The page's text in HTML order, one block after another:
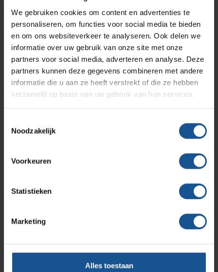
We gebruiken cookies om content en advertenties te
personaliseren, om functies voor social media te bieden
en om ons websiteverkeer te analyseren. Ook delen we
informatie over uw gebruik van onze site met onze
partners voor social media, adverteren en analyse. Deze
partners kunnen deze gegevens combineren met andere
informatie die u aan ze heeft verstrekt of die ze hebben
verzameld op basis van uw gebruik van hun services.
Noodzakelijk
Voorkeuren
Statistieken
Marketing
Alles toestaan
Naaldencontainer omdoos
Branche
Afvalinzamelaars, Laboratoria, Ziekenhuizen en klinieken,
Zorginstellingen
Breedte
ø 230
Duurzaam
Gewicht
Hoogte
Inhoud
Materiaal
Merk
Solutions
Productlijnen
Medische afvalverpakkingen
Assortiment
Onze merken
Hammerlit
Septodry
Metro
Contact
Ons team
Klantcases